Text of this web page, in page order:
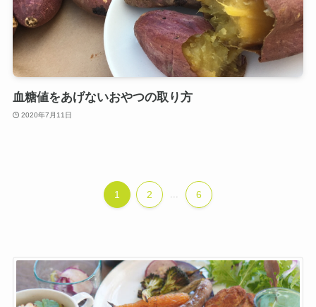
血糖値をあげないおやつの取り方
2020年7月11日
1 2 ... 6